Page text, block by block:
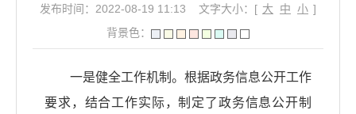
发布时间：2022-08-19 11:13
文字大小：[ 大 中 小 ]
背景色：
一是健全工作机制。根据政务信息公开工作
要求，结合工作实际，制定了政务信息公开制